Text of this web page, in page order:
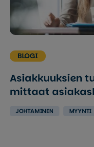
BLOGI
Asiakkuuksien
mittaat
JOHTAMINEN MYYNTI